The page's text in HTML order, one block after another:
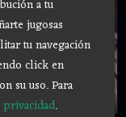
a tu
jugosas
tu navegación
click en
su uso.Para
.